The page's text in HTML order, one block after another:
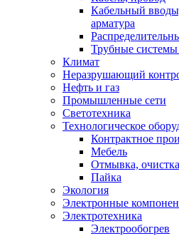
Кабельный
арматура
Трубные системы
Климат
Неразрушающий
Нефть и газ
Промышленные сети
Светотехника
Технологическое
Контрактное
Мебель
Отмывка,
Пайка
Экология
Электронные
Электротехника
Электрообогрев